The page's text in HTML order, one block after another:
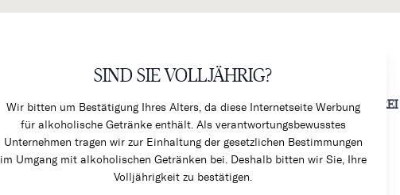
SIND SIE VOLLJÄHRIG?
Wir bitten um Bestätigung Ihres Alters, da diese Internetseite Werbung
für alkoholische Getränke enthält. Als verantwortungsbewusstes
Unternehmen tragen wir zur Einhaltung der gesetzlichen Bestimmungen
im Umgang mit alkoholischen Getränken bei. Deshalb bitten wir Sie, Ihre
Volljährigkeit zu bestätigen.
KÜCHENPRODUKTE & ALKOHOLFREI